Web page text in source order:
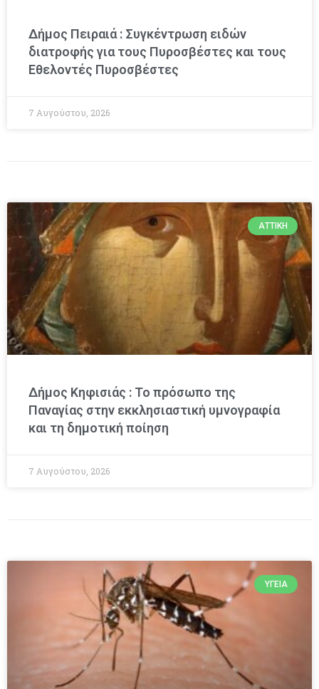
Δήμος Πειραιά : Συγκέντρωση ειδών
διατροφής για τους Πυροσβέστες και τους
Εθελοντές Πυροσβέστες
7 Αυγούστου, 2026
ΑΤΤΙΚΉ
Δήμος Κηφισιάς : Το πρόσωπο της
Παναγίας στην εκκλησιαστική υμνογραφία
και τη δημοτική ποίηση
7 Αυγούστου, 2026
ΥΓΕΊΑ